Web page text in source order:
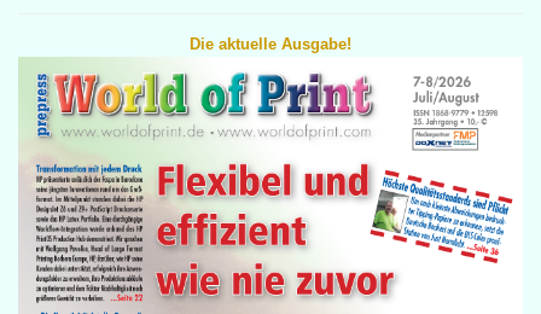
Die aktuelle Ausgabe!